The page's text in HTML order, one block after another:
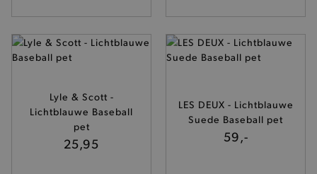
Lyle & Scott -
Lichtblauwe Baseball
pet
25,95
LES DEUX - Lichtblauwe
Suede Baseball pet
59,-